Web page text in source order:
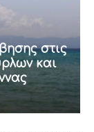
στις
και